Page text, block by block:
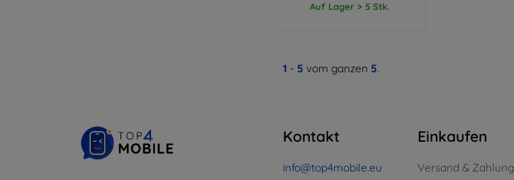
Auf Lager > 5 Stk.
1 - 5 vom ganzen 5.
Kontakt
info@top4mobile.eu
Einkaufen
Versand & Zahlung